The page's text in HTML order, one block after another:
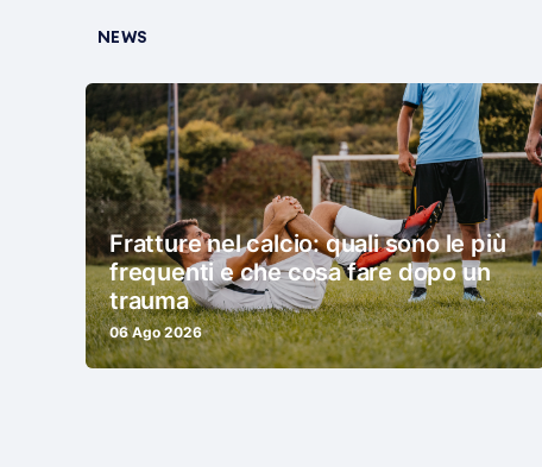
NEWS
Fratture nel calcio: quali sono le più
frequenti e che cosa fare dopo un
trauma
06 Ago 2026